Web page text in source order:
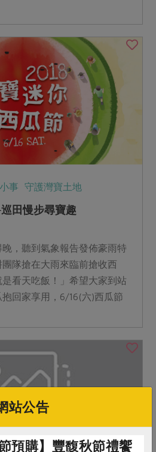
事 守護灣寶土地
田慢步尋寶趣
，聽到氣象報告發佈豪雨特
隊搶在大雨來臨前搶收西
看天吃飯！」希望大家到站
回家享用，6/16(六)西瓜節
站公告
預購】豐馥秋節禮饗